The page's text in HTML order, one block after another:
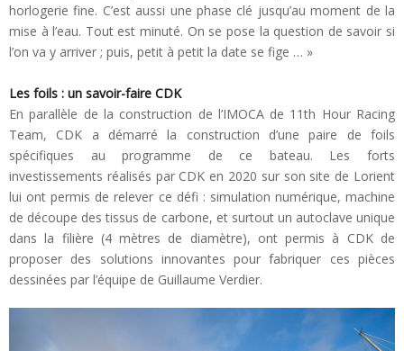
horlogerie fine. C’est aussi une phase clé jusqu’au moment de la
mise à l’eau. Tout est minuté. On se pose la question de savoir si
l’on va y arriver ; puis, petit à petit la date se fige … »
Les foils : un savoir-faire CDK
En parallèle de la construction de l’IMOCA de 11th Hour Racing
Team, CDK a démarré la construction d’une paire de foils
spécifiques au programme de ce bateau. Les forts
investissements réalisés par CDK en 2020 sur son site de Lorient
lui ont permis de relever ce défi : simulation numérique, machine
de découpe des tissus de carbone, et surtout un autoclave unique
dans la filière (4 mètres de diamètre), ont permis à CDK de
proposer des solutions innovantes pour fabriquer ces pièces
dessinées par l’équipe de Guillaume Verdier.